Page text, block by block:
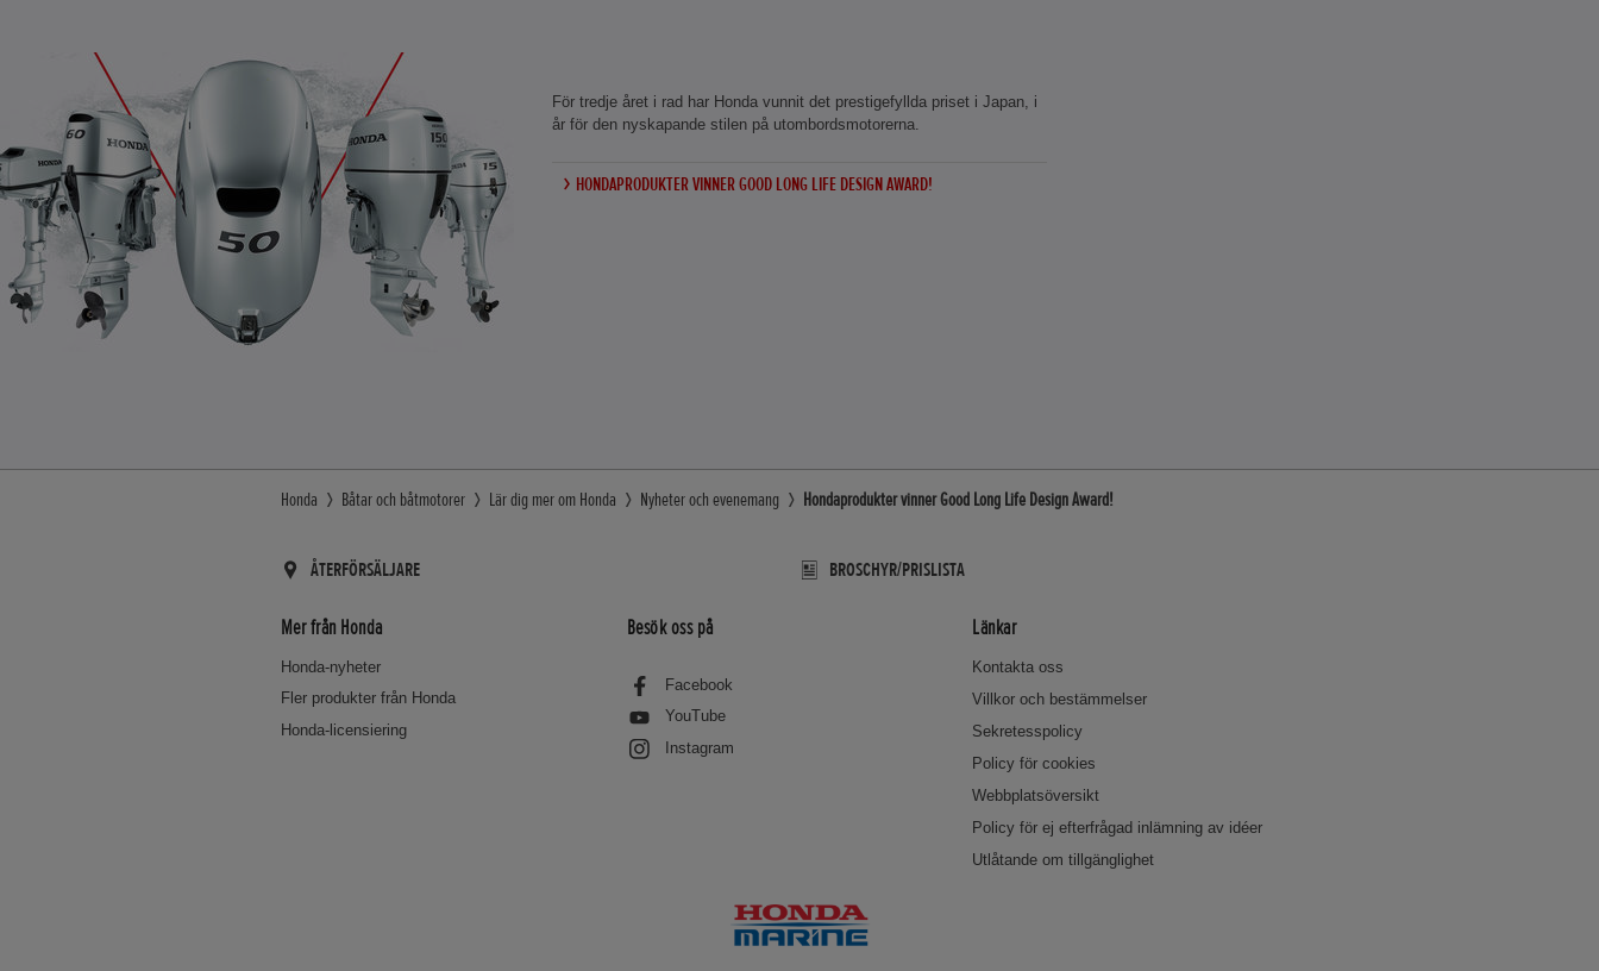
För tredje året i rad har Honda vunnit det prestigefyllda priset i Japan, i
år för den nyskapande stilen på utombordsmotorerna.
HONDAPRODUKTER VINNER GOOD LONG LIFE DESIGN AWARD!
Honda Båtar och båtmotorer Lär dig mer om Honda Nyheter och evenemang Hondaprodukter vinner Good Long Life Design Award!
ÅTERFÖRSÄLJARE BROSCHYR/PRISLISTA
Mer från Honda
Honda-nyheter
Fler produkter från Honda
Honda-licensiering
Besök oss på
Facebook
YouTube
Instagram
Länkar
Kontakta oss
Villkor och bestämmelser
Sekretesspolicy
Policy för cookies
Webbplatsöversikt
Policy för ej efterfrågad inlämning av idéer
Utlåtande om tillgänglighet